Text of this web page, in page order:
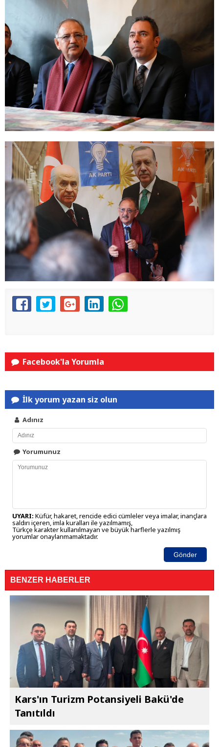
Facebook'la Yorumla
İlk yorum yazan siz olun
Adınız
Yorumunuz
UYARI: Küfür, hakaret, rencide edici cümleler veya imalar, inançlara
saldırı içeren, imla kuralları ile yazılmamış,
Türkçe karakter kullanılmayan ve büyük harflerle yazılmış
yorumlar onaylanmamaktadır.
Gönder
BENZER HABERLER
Kars'ın Turizm Potansiyeli Bakü'de
Tanıtıldı